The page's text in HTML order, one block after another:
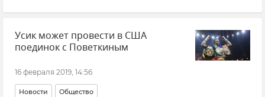
Усик может провести в США
поединок с Поветкиным
16 февраля 2019, 14:56
Новости Общество